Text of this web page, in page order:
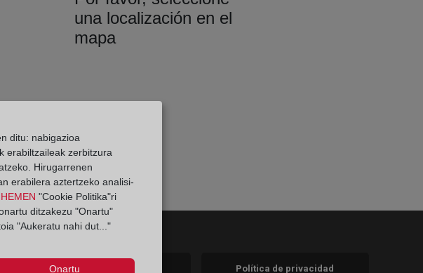
una localización en el
mapa
Política de privacidad
ditu: nabigazioa
erabiltzaileak zerbitzura
Hirugarrenen
erabilera aztertzeko analisi-
HEMEN "Cookie Politika"ri
ditzakezu "Onartu"
"Aukeratu nahi dut..."
Onartu